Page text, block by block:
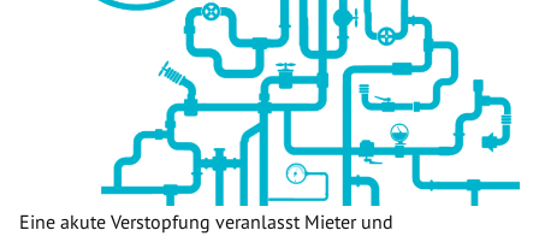
Eine akute Verstopfung veranlasst Mieter und